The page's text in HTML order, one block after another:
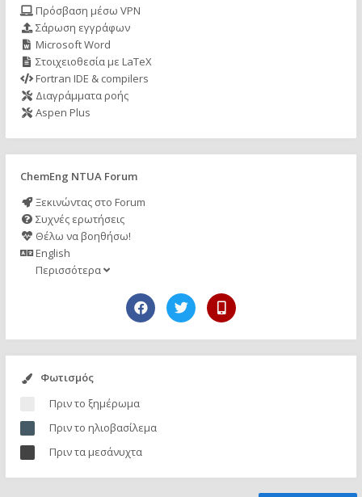
Πρόσβαση μέσω VPN
Σάρωση εγγράφων
Microsoft Word
Στοιχειοθεσία με LaTeX
Fortran IDE & compilers
Διαγράμματα ροής
Aspen Plus
ChemEng NTUA Forum
Ξεκινώντας στο Forum
Συχνές ερωτήσεις
Θέλω να βοηθήσω!
English
Περισσότερα
Φωτισμός
Πριν το ξημέρωμα
Πριν το ηλιοβασίλεμα
Πριν τα μεσάνυχτα